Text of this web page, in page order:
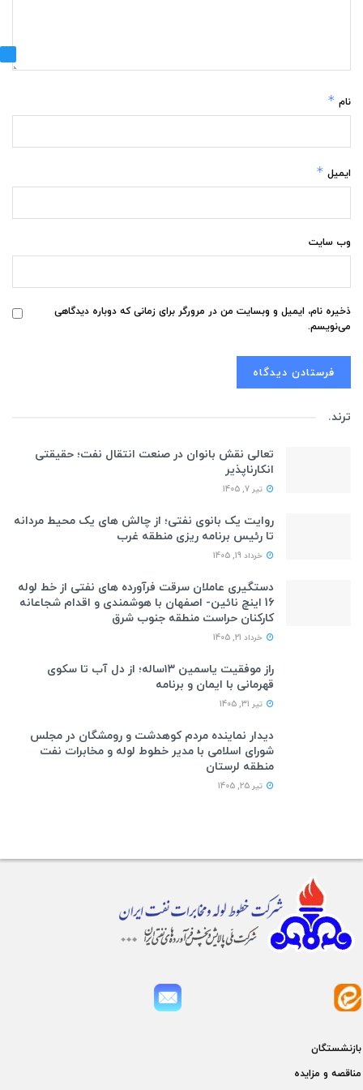
نام *
ایمیل *
وب‌ سایت
ذخیره نام، ایمیل و وبسایت من در مرورگر برای زمانی که دوباره دیدگاهی
می‌نویسم.
ترند.
تعالی نقش بانوان در صنعت انتقال نفت؛ حقیقتی
انکارناپذیر
تیر 7, 1405
روایت یک بانوی نفتی؛ از چالش های یک محیط مردانه
تا رئیس برنامه ریزی منطقه غرب
خرداد 19, 1405
دستگیری عاملان سرقت فرآورده های نفتی از خط لوله
16 اینچ نائین- اصفهان با هوشمندی و اقدام شجاعانه
کارکنان حراست منطقه جنوب شرق
خرداد 21, 1405
راز موفقیت یاسمین ۱۳ساله؛ از دل آب تا سکوی
قهرمانی با ایمان و برنامه
تیر 31, 1405
دیدار نماینده مردم کوهدشت و رومشگان در مجلس
شورای اسلامی با مدیر خطوط لوله و مخابرات نفت
منطقه لرستان
تیر 25, 1405
بازنشستگان
مناقصه و مزايده